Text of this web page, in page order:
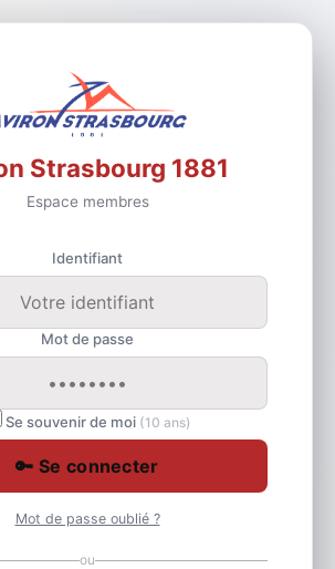
Strasbourg 1881
Espace membres
Identifiant
Mot de passe
Se souvenir de moi (10 ans)
🔑 Se connecter
Mot de passe oublié ?
ou